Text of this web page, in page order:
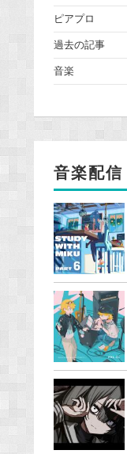
ピアプロ
過去の記事
音楽
音楽配信